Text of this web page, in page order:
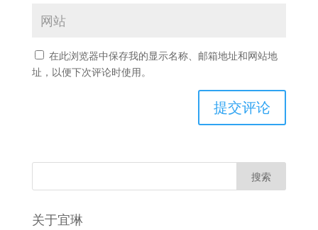
在此浏览器中保存我的显示名称、邮箱地址和网站地
址，以便下次评论时使用。
关于宜琳